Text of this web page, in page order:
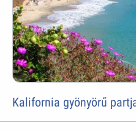
Kalifornia gyönyörű